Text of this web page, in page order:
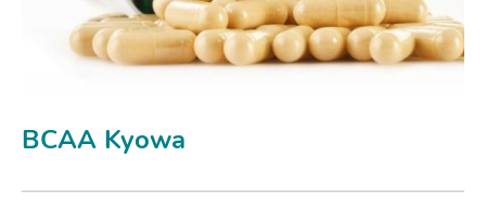
BCAA Kyowa